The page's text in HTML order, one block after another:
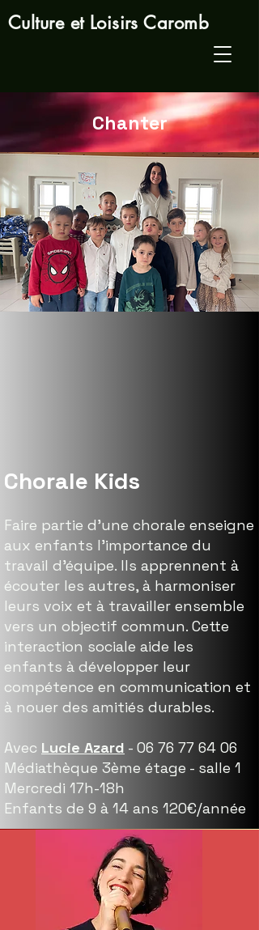
Culture et Loisirs Caromb
Chanter
Chorale Kids
Faire partie d’une chorale enseigne
aux enfants l’importance du
travail d’équipe. Ils apprennent à
écouter les autres, à harmoniser
leurs voix et à travailler ensemble
vers un objectif commun. Cette
interaction sociale aide les
enfants à développer leur
compétence en communication et
à nouer des amitiés durables.
Avec Lucie Azard - 06 76 77 64 06
Médiathèque 3ème étage - salle 1
Mercredi 17h-18h
Enfants de 9 à 14 ans 120€/année